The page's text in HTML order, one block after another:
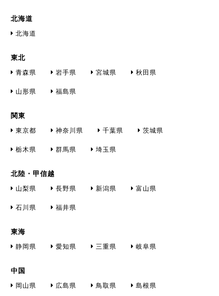
北海道
北海道
東北
青森県 岩手県 宮城県 秋田県
山形県 福島県
関東
東京都 神奈川県 千葉県 茨城県
栃木県 群馬県 埼玉県
北陸・甲信越
山梨県 長野県 新潟県 富山県
石川県 福井県
東海
静岡県 愛知県 三重県 岐阜県
中国
岡山県 広島県 鳥取県 島根県